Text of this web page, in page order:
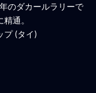
のダカールラリーで
通。
プ (タイ)